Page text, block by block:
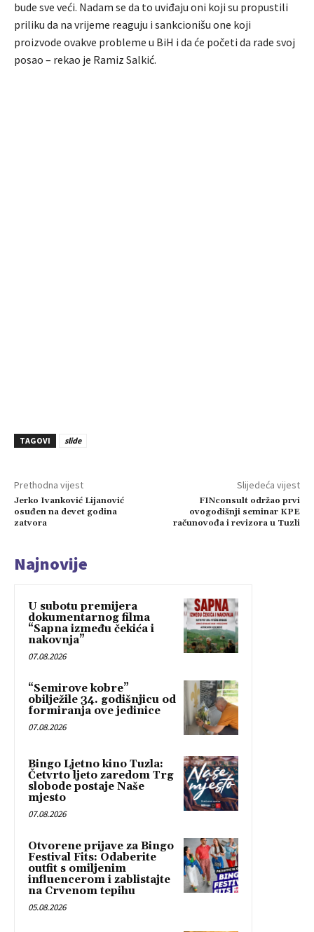
bude sve veći. Nadam se da to uviđaju oni koji su propustili
priliku da na vrijeme reaguju i sankcionišu one koji
proizvode ovakve probleme u BiH i da će početi da rade svoj
posao – rekao je Ramiz Salkić.
TAGOVI slide
Prethodna vijest
Jerko Ivanković Lijanović
osuđen na devet godina
zatvora
Slijedeća vijest
FINconsult održao prvi
ovogodišnji seminar KPE
računovođa i revizora u Tuzli
Najnovije
U subotu premijera
dokumentarnog filma
“Sapna između čekića i
nakovnja”
07.08.2026
“Semirove kobre”
obilježile 34. godišnjicu od
formiranja ove jedinice
07.08.2026
Bingo Ljetno kino Tuzla:
Četvrto ljeto zaredom Trg
slobode postaje Naše
mjesto
07.08.2026
Otvorene prijave za Bingo
Festival Fits: Odaberite
outfit s omiljenim
influencerom i zablistajte
na Crvenom tepihu
05.08.2026